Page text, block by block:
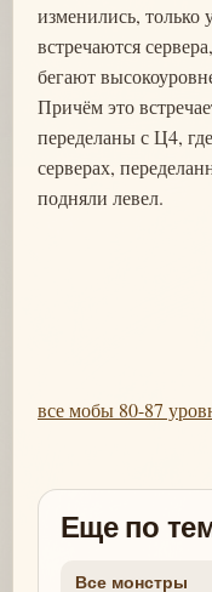
изменились, только
встречаются
бегают
Причём это
переделаны с Ц4,
серверах,
подняли левел.
все мобы 80-87
Еще по
Все монстры